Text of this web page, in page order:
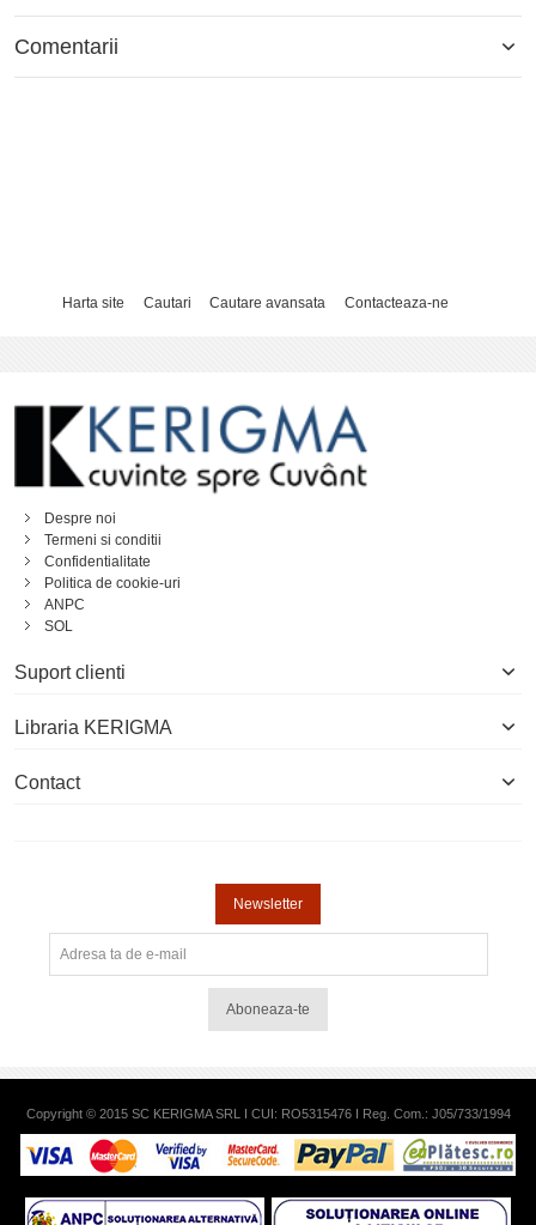
Comentarii
Harta site Cautari Cautare avansata Contacteaza-ne
Despre noi
Termeni si conditii
Confidentialitate
Politica de cookie-uri
ANPC
SOL
Suport clienti
Libraria KERIGMA
Contact
Newsletter
Aboneaza-te
Copyright © 2015 SC KERIGMA SRL I CUI: RO5315476 I Reg. Com.: J05/733/1994